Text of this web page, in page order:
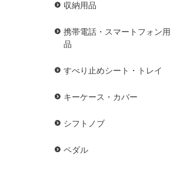
収納用品
携帯電話・スマートフォン用
品
すべり止めシート・トレイ
キーケース・カバー
シフトノブ
ペダル